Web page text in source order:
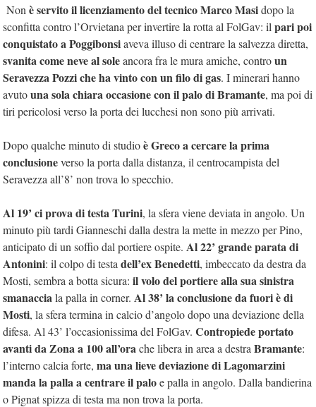
Non è servito il licenziamento del tecnico Marco Masidopo la
sconfitta contro l’Orvietana per invertire la rotta al FolGav: il pari poi
conquistato a Poggibonsiaveva illuso di centrare la salvezza diretta,
svanita come neve al soleancora fra le mura amiche, controun
Seravezza Pozzi che ha vinto con un filo di gas. I minerari hanno
avutouna sola chiara occasione con il palo di Bramante, ma poi di
tiri pericolosi verso la porta dei lucchesi non sono più arrivati.
Dopo qualche minuto di studioè Greco a cercare la prima
conclusioneverso la porta dalla distanza, il centrocampista del
Seravezza all’8’ non trova lo specchio.
Al 19’ ci prova di testa Turini, la sfera viene deviata in angolo. Un
minuto più tardi Gianneschi dalla destra la mette in mezzo per Pino,
anticipato di un soffio dal portiere ospite. Al 22’ grande parata di
Antonini: il colpo di testa dell’ex Benedetti, imbeccato da destra da
Mosti, sembra a botta sicura: il volo del portiere alla sua sinistra
smanacciala palla in corner. Al 38’ la conclusione da fuori è di
Mosti, la sfera termina in calcio d’angolo dopo una deviazione della
difesa. Al 43’ l’occasionissima del FolGav. Contropiede portato
avanti da Zona a 100 all’orache libera in area a destra Bramante:
l’interno calcia forte, ma una lieve deviazione di Lagomarzini
manda la palla a centrare il paloe palla in angolo. Dalla bandierina
o Pignat spizza di testa ma non trova la porta.